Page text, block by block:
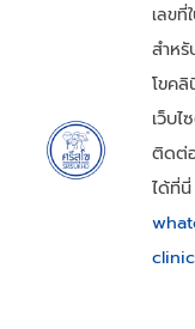
เลข
สำห
โขค
เว็บไ
ติดต่
ได้ที่นี่
clinic